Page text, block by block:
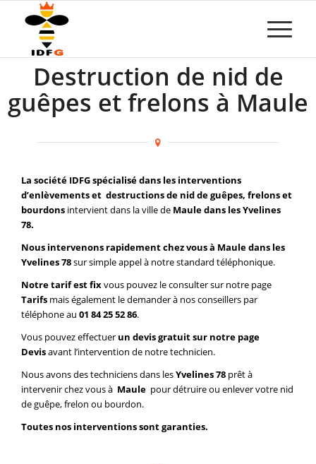
Destruction de nid de
guêpes et frelons à Maule
La société IDFG spécialisé dans les interventions
d’enlèvements et destructions de nid de guêpes, frelons et
bourdons intervient dans la ville de Maule dans les Yvelines
78.
Nous intervenons rapidement chez vous à Maule dans les
Yvelines 78sur simple appel à notre standard téléphonique.
Notre tarif est fixvous pouvez le consulter sur notre page
Tarifs mais également le demander à nos conseillers par
téléphone au 01 84 25 52 86.
Vous pouvez effectuer un devis gratuit sur notre page
Devisavant l’intervention de notre technicien.
Nous avons des techniciens dans lesYvelines 78 prêt à
intervenir chez vous à Maule pour détruire ou enlever votre nid
de guêpe, frelon ou bourdon.
Toutes nos interventions sont garanties.